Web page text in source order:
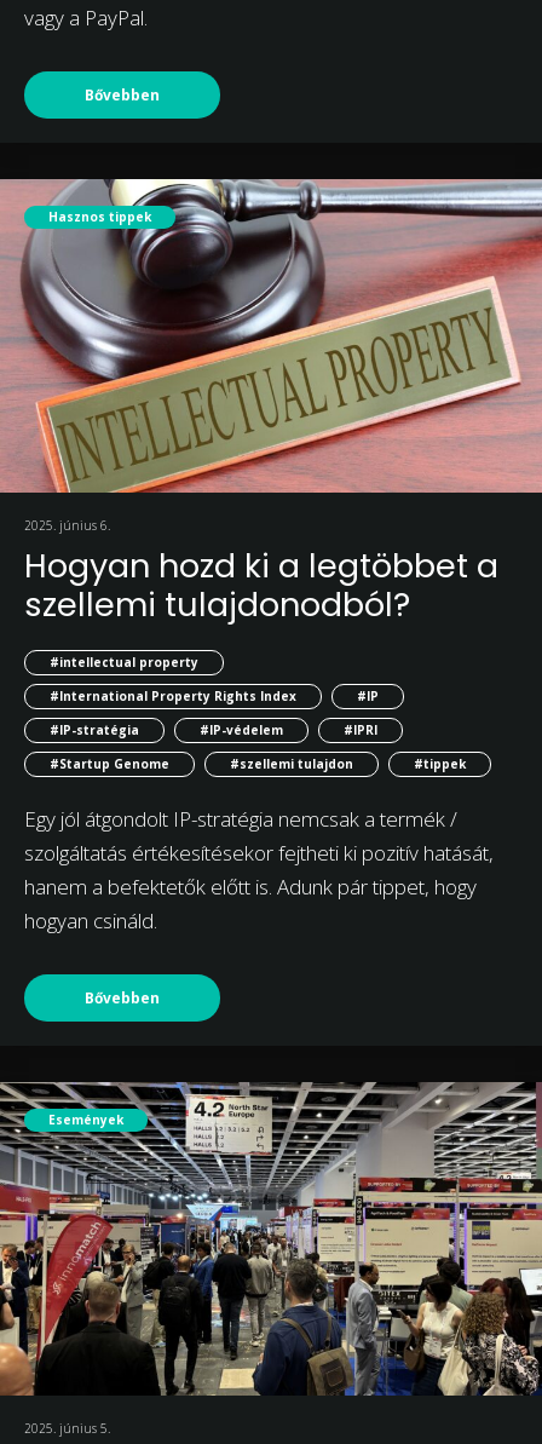
vagy a PayPal.
Bővebben
Hasznos tippek
2025. június 6.
Hogyan hozd ki a legtöbbet a
szellemi tulajdonodból?
#intellectual property
#International Property Rights Index
#IP
#IP-stratégia
#IP-védelem
#IPRI
#Startup Genome
#szellemi tulajdon #tippek
Egy jól átgondolt IP-stratégia nemcsak a termék /
szolgáltatás értékesítésekor fejtheti ki pozitív hatását,
hanem a befektetők előtt is. Adunk pár tippet, hogy
hogyan csináld.
Bővebben
Események
2025. június 5.